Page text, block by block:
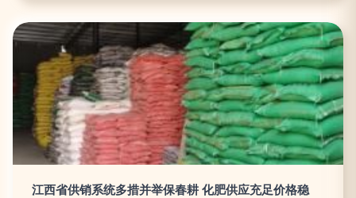
江西省供销系统多措并举保春耕 化肥供应充足价格稳